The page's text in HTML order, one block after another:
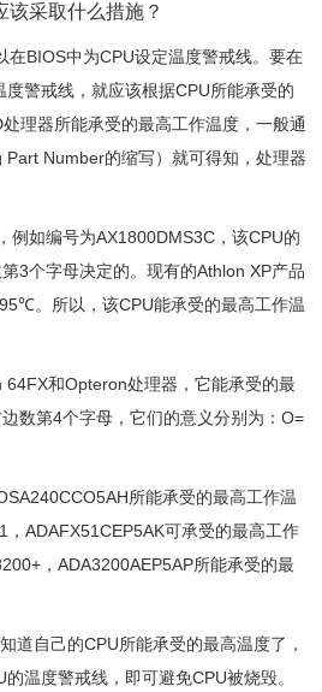
该采取什么措施？
在BIOS中为CPU设定温度警戒线。要在
度警戒线，就应该根据CPU所能承受的
处理器所能承受的最高工作温度，一般通
Part Number的缩写）就可得知，处理器
例如编号为AX1800DMS3C ，该CPU的
3个字母决定的。现有的Athlon XP产品
℃。所以，该CPU能承受的最高工作温
64FX和Opteron处理器，它能承受的最
数第4个字母，它们的意义分别为： O=
所能承受的最高工作温
， ADAFX51CEP5AK可承受的最高工作
， ADA3200AEP5AP所能承受的最
道自己的CPU所能承受的最高温度了，
的温度警戒线，即可避免CPU被烧毁。